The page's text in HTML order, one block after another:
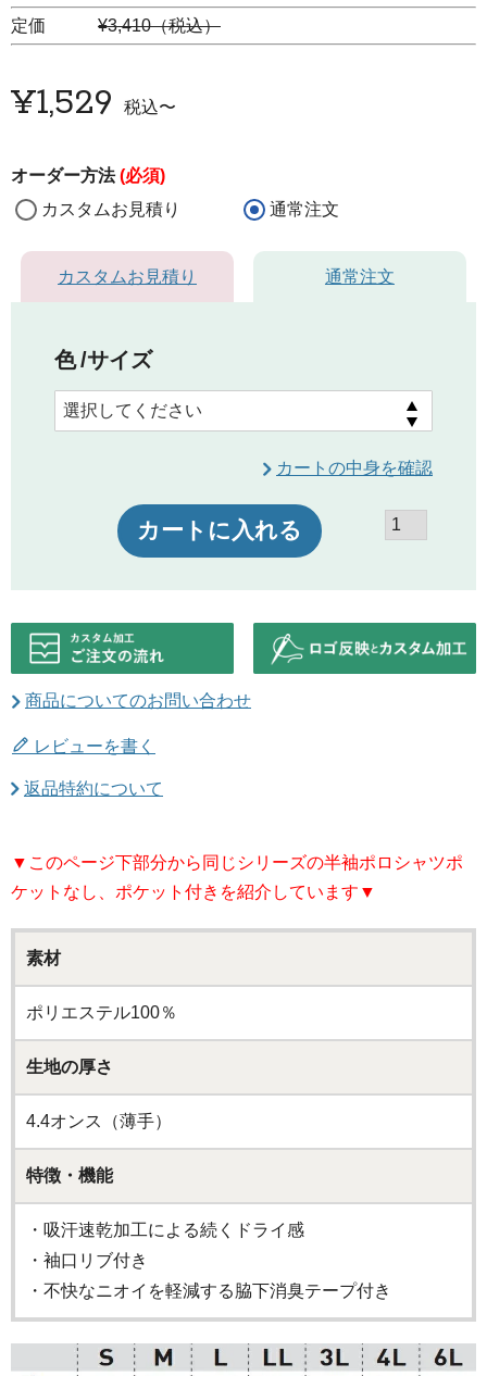
定価 ¥3,410（税込）
¥1,529 税込〜
オーダー方法(必須)
カスタムお見積り
通常注文
カスタムお見積り 通常注文
色 サイズ
カートの中身を確認
カートに入れる
商品についてのお問い合わせ
レビューを書く
返品特約について
▼このページ下部分から同じシリーズの半袖ポロシャツポ
ケットなし、ポケット付きを紹介しています▼
素材
ポリエステル100％
生地の厚さ
4.4オンス（薄手）
特徴・機能
・吸汗速乾加工による続くドライ感
・袖口リブ付き
・不快なニオイを軽減する脇下消臭テープ付き